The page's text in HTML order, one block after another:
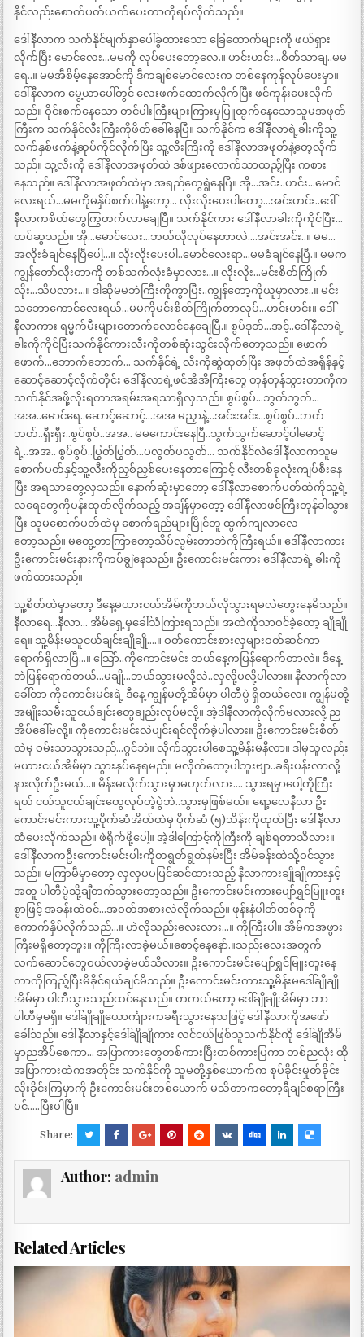
နိုင်လည်းစောက်ပတ်ယက်ပေးတာကိုရပ်လိုက်သည်။
ဒေါ်နီလာက သက်နိုင်မျက်နှာပေါ်ခွထားသော ခြေထောက်များကို ဖယ်ရှား
လိုက်ပြီး မောင်လေး…မမကို လုပ်ပေးတော့လေ.။ ဟင်းဟင်း…စိတ်သာချ..မမ
ရေ..။ မမအီစိမ့်နေအောင်ကို ဒီကချစ်မောင်လေးက တစ်နေကုန်လုပ်ပေးမှာ။
ဒေါ်နီလာက မွေ့ယာပေါ်တွင် လေးဖက်ထောက်လိုက်ပြီး ဖင်ကုန်းပေးလိုက်
သည်။ ဝိုင်းစက်နေသော တင်ပါးကြီးများကြားမှပြူထွက်နေသောသူမအဖုတ်
ကြီးက သက်နိုင်လီးကြီးကိုဖိတ်ခေါ်နေပြီ။ သက်နိုင်က ဒေါ်နီလာရဲ့ခါးကိုသူ့
လက်နှစ်ဖက်နဲ့ဆုပ်ကိုင်လိုက်ပြီး သူ့လီးကြီးကို ဒေါ်နီလာအဖုတ်နဲ့တေ့လိုက်
သည်။ သူ့လီးကို ဒေါ်နီလာအဖုတ်ထဲ ဒစ်ဖျားလောက်သာထည့်ပြီး ကစား
နေသည်။ ဒေါ်နီလာအဖုတ်ထဲမှာ အရည်တွေရွဲနေပြီ။ အို…အင်း..ဟင်း…မောင်
လေးရယ်…မမကိုမနှိပ်စက်ပါနဲ့တော့… လိုးလိုးပေးပါတော့…အင်းဟင်း..ဒေါ်
နီလာကစိတ်တွေကြွတက်လာချေပြီ။ သက်နိုင်ကား ဒေါ်နီလာခါးကိုကိုင်ပြီး…
ထပ်ဆွသည်။ အို…မောင်လေး…ဘယ်လိုလုပ်နေတာလဲ….အင်းအင်း..။ မမ…
အလိုးခံချင်နေပြီပေါ့…။ လိုးလိုးပေးပါ..မောင်လေးရာ…မမခံချင်နေပြီ.။ မမက
ကျွန်တော်လိုးတာကို တစ်သက်လုံးခံမှာလား…။ လိုးလိုး…မင်းစိတ်ကြိုက်
လိုး…သိပလား…။ ဒါဆိုမမဘဲကြီးကိုကွာပြီး..ကျွန်တော့ကိုယူမှာလား..။ မင်း
သဘောကောင်လေးရယ်…မမကိုမင်းစိတ်ကြိုက်တာလုပ်…ဟင်းဟင်း။ ဒေါ်
နီလာကား ရမ္မက်မီးများတောက်လောင်နေချေပြီ.။ စွပ်ဒုတ်…အင့်..ဒေါ်နီလာရဲ့
ခါးကိုကိုင်ပြီးသက်နိုင်ကားလီးကိုတစ်ဆုံးသွင်းလိုက်တော့သည်။ ဖောက်
ဖောက်…ဘောက်ဘောက်… သက်နိုင်ရဲ့ လီးကိုဆွဲထုတ်ပြီး အဖုတ်ထဲအရှိန်နှင့်
ဆောင့်ဆောင့်လိုက်တိုင်း ဒေါ်နီလာရဲ့ဖင်အိအိကြီးတွေ တုန်တုန်သွားတာကိုက
သက်နိုင်အဖို့လိုးရတာအရမ်းအရသာရှိလှသည်။ စွပ်စွပ်…ဘွတ်ဘွတ်…
အအ..မောင်ရေ..ဆောင့်ဆောင့်…အအ မညှာနဲ့…အင်းအင်း…စွပ်စွပ်..ဘတ်
ဘတ်..ရှီးရှီး..စွပ်စွပ်..အအ.. မမကောင်းနေပြီ..သွက်သွက်ဆောင့်ပါမောင့်
ရဲ့..အအ.. စွပ်စွပ်..ပြွတ်ပြွတ်…ပလွတ်ပလွတ်… သက်နိုင်လဲဒေါ်နီလာကသူမ
စောက်ပတ်နှင့်သူ့လီးကိုညှစ်ညှစ်ပေးနေတာကြောင့် လီးတစ်ခုလုံးကျပ်စီးနေ
ပြီး အရသာတွေ့လှသည်။ နောက်ဆုံးမှာတော့ ဒေါ်နီလာစောက်ပတ်ထဲကိုသူ့ရဲ့
လရေတွေကိုပန်းထုတ်လိုက်သည့် အချိန်မှာတေ့ာ့ ဒေါ်နီလာဖင်ကြီးတုန်ခါသွား
ပြီး သူမစောက်ပတ်ထဲမှ စောက်ရည်များပြိုင်တူ ထွက်ကျလာလေ
တော့သည်။ မတွေ့တာကြာတော့သိပ်လွမ်းတာဘဲကိုကြီးရယ်။ ဒေါ်နီလာကား
ဦးကောင်းမင်းနားကိုကပ်ချွဲနေသည်။ ဦးကောင်းမင်းကား ဒေါ်နီလာရဲ့ ခါးကို
ဖက်ထားသည်။
သူ့စိတ်ထဲမှာတော့ ဒီနေ့မယားငယ်အိမ်ကိုဘယ်လိုသွားရမလဲတွေးနေမိသည်။
နီလာရေ…နီလာ… အိမ်ရှေ့မှခေါ်သံကြားရသည်။ အထဲကိုသာဝင်ခဲ့တော့ ချိုချို
ရေ။ သူ့မိန်းမသူငယ်ချင်းချိုချို….။ ဝတ်ကောင်းစားလှများဝတ်ဆင်ကာ
ရောက်ရှိလာပြီ…။ သြော်..ကိုကောင်းမင်း ဘယ်နေ့ကပြန်ရောက်တာလဲ။ ဒီနေ့
ဘဲပြန်ရောက်တယ်…မချို…ဘယ်သွားမလို့လဲ..လှလို့ပလို့ပါလား။ နီလာကိုလာ
ခေါ်တာ ကိုကောင်းမင်းရဲ့ ဒီနေ့ ကျွန်မတို့အိမ်မှာ ပါတီပွဲ ရှိတယ်လေ။ ကျွန်မတို့
အမျိုးသမီးသူငယ်ချင်းတွေချည်းလုပ်မလို့။ အဲ့ဒါနီလာကိုလိုက်မလားလို့ ည
အိပ်ခေါ်မလို့။ ကိုကောင်းမင်းလဲပျင်းရင်လိုက်ခဲ့ပါလား။ ဦးကောင်းမင်းစိတ်
ထဲမှ ဝမ်းသာသွားသည်…ဂွင်ဘဲ။ လိုက်သွားပါစေသူ့မိန်းမနီလာ။ ဒါမှသူလည်း
မယားငယ်အိမ်မှာ သွားနှပ်နေရမည်။ မလိုက်တော့ပါဘူးဗျာ..ခရီးပန်းလာလို့
နားလိုက်ဦးမယ်…။ မိန်းမလိုက်သွားမှာမဟုတ်လား…. သွားရမှာပေါ့ကိုကြီး
ရယ် ငယ်သူငယ်ချင်းတွေလုပ်တဲ့ပွဲဘဲ..သွားမှဖြစ်မယ်။ ရော့လေနီလာ ဦး
ကောင်းမင်းကားသူ့ပိုက်ဆံအိတ်ထဲမှ ပိုက်ဆံ (၅)သိန်းကိုထုတ်ပြီး ဒေါ်နီလာ
ထံပေးလိုက်သည်။ ဖဲရိုက်ဖို့ပေါ့။ အဲ့ဒါကြောင့်ကိုကြီးကို ချစ်ရတာသိလား။
ဒေါ်နီလာကဦးကောင်းမင်းပါးကိုတရွတ်ရွတ်နမ်းပြီး အိမ်ခန်းထဲသို့ဝင်သွား
သည်။ မကြာမီမှာတော့ လှလှပပပြင်ဆင်ထားသည့် နီလာကားချိုချိုကားနှင့်
အတူ ပါတီပွဲသို့ချီတက်သွားတော့သည်။ ဦးကောင်းမင်းကားပျော်ရွှင်မြူးတူး
စွာဖြင့် အခန်းထဲဝင်…အဝတ်အစားလဲလိုက်သည်။ ဖုန်းနံပါတ်တစ်ခုကို
ကောက်နှိပ်လိုက်သည်…။ ဟဲလိုသည်းလေးလား…။ ကိုကြီးပါ။ အိမ်ကအဖွား
ကြီးမရှိတော့ဘူး။ ကိုကြီးလာခဲ့မယ်။စောင့်နေနော်.။သည်းလေးအတွက်
လက်ဆောင်တွေဝယ်လာခဲ့မယ်သိလား။ ဦးကောင်းမင်းပျော်ရွှင်မြူးတူးနေ
တာကိုကြည့်ပြီးမိခိုင်ရယ်ချင်မိသည်။ ဦးကောင်းမင်းကားသူ့မိန်းမဒေါ်ချိုချို
အိမ်မှာ ပါတီသွားသည်ထင်နေသည်။ တကယ်တော့ ဒေါ်ချိုချိုအိမ်မှာ ဘာ
ပါတီမှမရှိ။ ဒေါ်ချိုချိုယောင်္ကျားကခရီးသွားနေသဖြင့် ဒေါ်နီလာကိုအဖော်
ခေါ်သည်။ ဒေါ်နီလာနှင့်ဒေါ်ချိုချိုကား လင်ငယ်ဖြစ်သူသက်နိုင်ကို ဒေါ်ချိုအိမ်
မှာညအိပ်စေကာ… အပြာကားတွေတစ်ကားပြီးတစ်ကားပြကာ တစ်ညလုံး ထို
အပြာကားထဲကအတိုင်း သက်နိုင်ကို သူမတို့နှစ်ယောက်က စုပ်ခိုင်းမှုတ်ခိုင်း
လိုးခိုင်းကြမှာကို ဦးကောင်းမင်းတစ်ယောက် မသိတာကတော့ရီချင်စရာကြီး
ပင်…..ပြီးပါပြီ။
Share:
Author: admin
Related Articles